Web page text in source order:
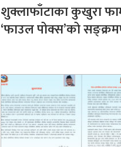
शुक्लाफाँटाका कुखुरा
‘फाउल पोक्स’को